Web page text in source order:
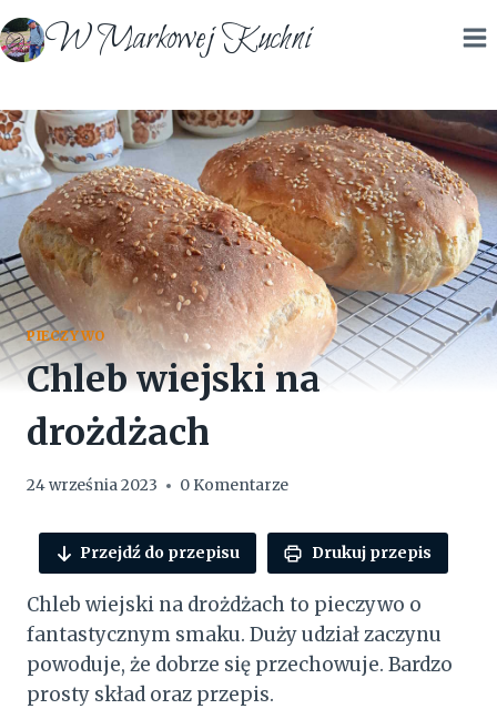
Przejdź
do
W Markowej Kuchni
PIECZYWO
Chleb wiejski na
drożdżach
24 września 2023 0 Komentarze
Przejdź do przepisu Drukuj przepis
Chleb wiejski na drożdżach to pieczywo o
fantastycznym smaku. Duży udział zaczynu
powoduje, że dobrze się przechowuje. Bardzo
prosty skład oraz przepis.